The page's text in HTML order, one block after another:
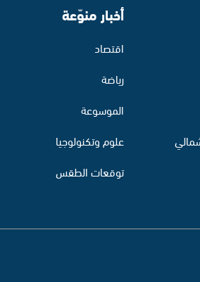
أخبار منوّعة
اقتصاد
رياضة
الموسوعة
علوم وتكنولوجيا
توقعات الطقس